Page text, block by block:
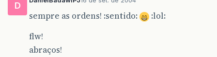
D
sempre as ordens! :sentido:
:lol:
flw!
abraços!